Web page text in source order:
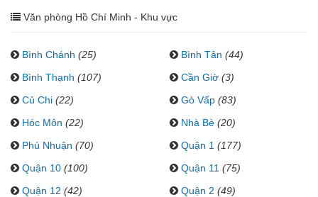
Văn phòng Hồ Chí Minh - Khu vực
Bình Chánh (25) Bình Tân (44)
Bình Thạnh (107) Cần Giờ (3)
Củ Chi (22) Gò Vấp (83)
Hóc Môn (22) Nhà Bè (20)
Phú Nhuận (70) Quận 1 (177)
Quận 10 (100) Quận 11 (75)
Quận 12 (42) Quận 2 (49)